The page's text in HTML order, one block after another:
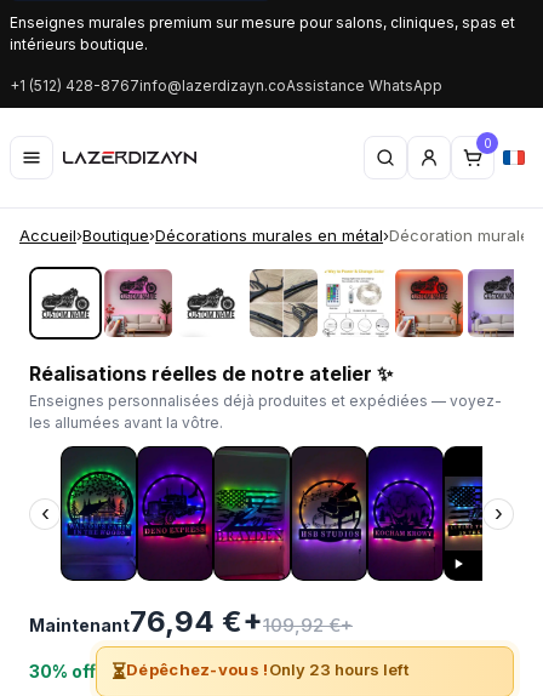
Enseignes murales premium sur mesure pour salons, cliniques, spas et
intérieurs boutique.
+1 (512) 428-8767info@lazerdizayn.coAssistance WhatsApp
0
Accueil›Boutique›Décorations murales en métal›Décoration murale
‹ ›
Réalisations réelles de notre atelier ✨
Enseignes personnalisées déjà produites et expédiées — voyez-
les allumées avant la vôtre.
‹ ›
Maintenant76,94 €+109,92 €+
30% off ⏳Dépêchez-vous !Only 23 hours left